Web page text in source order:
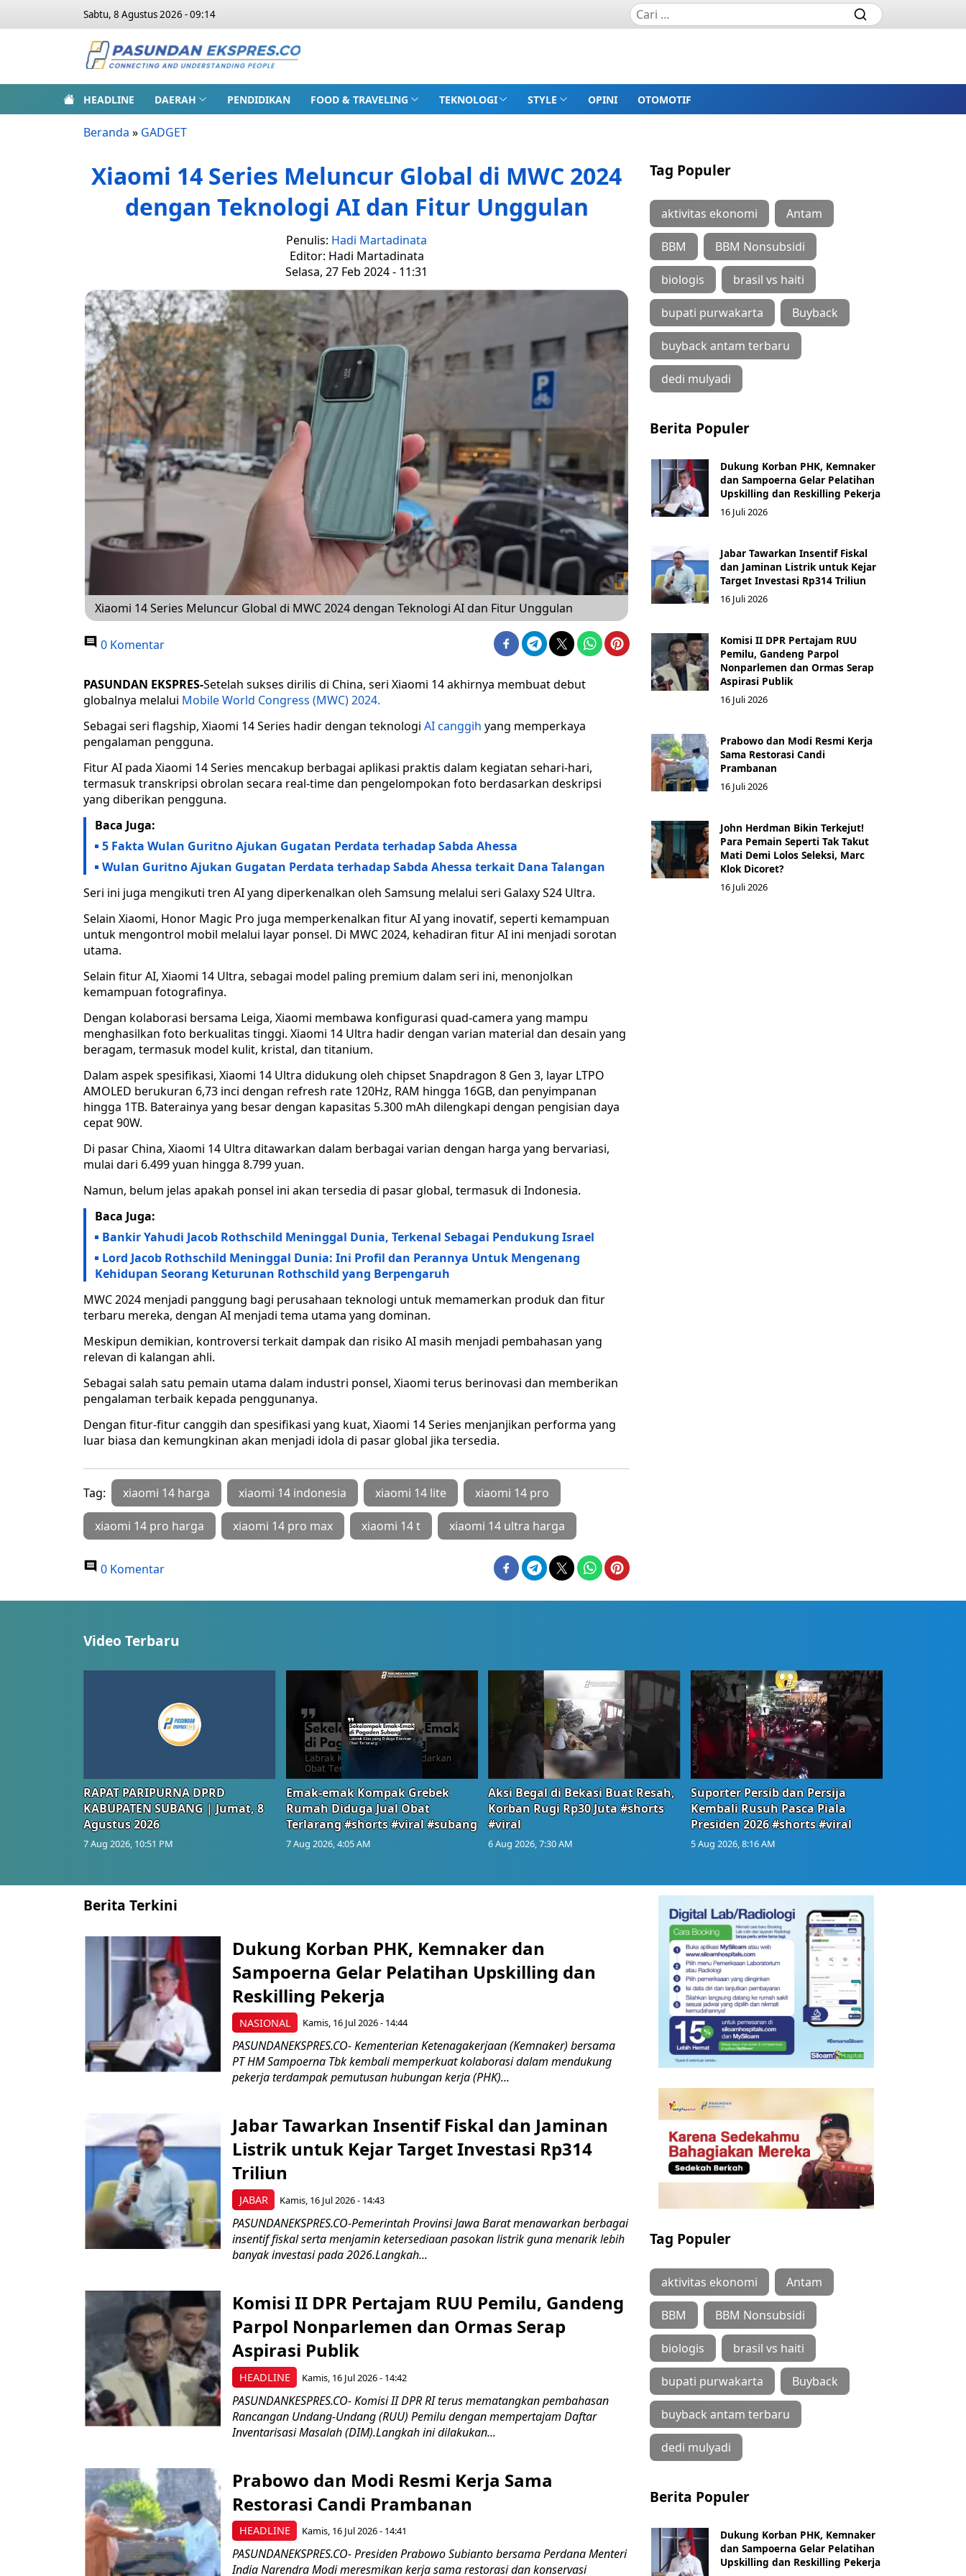
Sabtu, 8 Agustus 2026 - 09:14
HEADLINE DAERAH PENDIDIKAN FOOD & TRAVELING TEKNOLOGI STYLE OPINI OTOMOTIF
Beranda » GADGET
Xiaomi 14 Series Meluncur Global di MWC 2024
dengan Teknologi AI dan Fitur Unggulan
Penulis: Hadi Martadinata
Editor: Hadi Martadinata
Selasa, 27 Feb 2024 - 11:31
Xiaomi 14 Series Meluncur Global di MWC 2024 dengan Teknologi AI dan Fitur Unggulan
0 Komentar
PASUNDAN EKSPRES-Setelah sukses dirilis di China, seri Xiaomi 14 akhirnya membuat debut
globalnya melalui Mobile World Congress (MWC) 2024.
Sebagai seri flagship, Xiaomi 14 Series hadir dengan teknologi AI canggih yang memperkaya
pengalaman pengguna.
Fitur AI pada Xiaomi 14 Series mencakup berbagai aplikasi praktis dalam kegiatan sehari-hari,
termasuk transkripsi obrolan secara real-time dan pengelompokan foto berdasarkan deskripsi
yang diberikan pengguna.
Baca Juga:
5 Fakta Wulan Guritno Ajukan Gugatan Perdata terhadap Sabda Ahessa
Wulan Guritno Ajukan Gugatan Perdata terhadap Sabda Ahessa terkait Dana Talangan
Seri ini juga mengikuti tren AI yang diperkenalkan oleh Samsung melalui seri Galaxy S24 Ultra.
Selain Xiaomi, Honor Magic Pro juga memperkenalkan fitur AI yang inovatif, seperti kemampuan
untuk mengontrol mobil melalui layar ponsel. Di MWC 2024, kehadiran fitur AI ini menjadi sorotan
utama.
Selain fitur AI, Xiaomi 14 Ultra, sebagai model paling premium dalam seri ini, menonjolkan
kemampuan fotografinya.
Dengan kolaborasi bersama Leiga, Xiaomi membawa konfigurasi quad-camera yang mampu
menghasilkan foto berkualitas tinggi. Xiaomi 14 Ultra hadir dengan varian material dan desain yang
beragam, termasuk model kulit, kristal, dan titanium.
Dalam aspek spesifikasi, Xiaomi 14 Ultra didukung oleh chipset Snapdragon 8 Gen 3, layar LTPO
AMOLED berukuran 6,73 inci dengan refresh rate 120Hz, RAM hingga 16GB, dan penyimpanan
hingga 1TB. Baterainya yang besar dengan kapasitas 5.300 mAh dilengkapi dengan pengisian daya
cepat 90W.
Di pasar China, Xiaomi 14 Ultra ditawarkan dalam berbagai varian dengan harga yang bervariasi,
mulai dari 6.499 yuan hingga 8.799 yuan.
Namun, belum jelas apakah ponsel ini akan tersedia di pasar global, termasuk di Indonesia.
Baca Juga:
Bankir Yahudi Jacob Rothschild Meninggal Dunia, Terkenal Sebagai Pendukung Israel
Lord Jacob Rothschild Meninggal Dunia: Ini Profil dan Perannya Untuk Mengenang
Kehidupan Seorang Keturunan Rothschild yang Berpengaruh
MWC 2024 menjadi panggung bagi perusahaan teknologi untuk memamerkan produk dan fitur
terbaru mereka, dengan AI menjadi tema utama yang dominan.
Meskipun demikian, kontroversi terkait dampak dan risiko AI masih menjadi pembahasan yang
relevan di kalangan ahli.
Sebagai salah satu pemain utama dalam industri ponsel, Xiaomi terus berinovasi dan memberikan
pengalaman terbaik kepada penggunanya.
Dengan fitur-fitur canggih dan spesifikasi yang kuat, Xiaomi 14 Series menjanjikan performa yang
luar biasa dan kemungkinan akan menjadi idola di pasar global jika tersedia.
Tag: xiaomi 14 harga xiaomi 14 indonesia xiaomi 14 lite xiaomi 14 pro
xiaomi 14 pro harga xiaomi 14 pro max xiaomi 14 t xiaomi 14 ultra harga
0 Komentar
Tag Populer
aktivitas ekonomi Antam
BBM BBM Nonsubsidi
biologis brasil vs haiti
bupati purwakarta Buyback
buyback antam terbaru
dedi mulyadi
Berita Populer
Dukung Korban PHK, Kemnaker
dan Sampoerna Gelar Pelatihan
Upskilling dan Reskilling Pekerja
16 Juli 2026
Jabar Tawarkan Insentif Fiskal
dan Jaminan Listrik untuk Kejar
Target Investasi Rp314 Triliun
16 Juli 2026
Komisi II DPR Pertajam RUU
Pemilu, Gandeng Parpol
Nonparlemen dan Ormas Serap
Aspirasi Publik
16 Juli 2026
Prabowo dan Modi Resmi Kerja
Sama Restorasi Candi
Prambanan
16 Juli 2026
John Herdman Bikin Terkejut!
Para Pemain Seperti Tak Takut
Mati Demi Lolos Seleksi, Marc
Klok Dicoret?
16 Juli 2026
Video Terbaru
RAPAT PARIPURNA DPRD
KABUPATEN SUBANG | Jumat, 8
Agustus 2026
7 Aug 2026, 10:51 PM
Emak-emak Kompak Grebek
Rumah Diduga Jual Obat
Terlarang #shorts #viral #subang
7 Aug 2026, 4:05 AM
Aksi Begal di Bekasi Buat Resah,
Korban Rugi Rp30 Juta #shorts
#viral
6 Aug 2026, 7:30 AM
Suporter Persib dan Persija
Kembali Rusuh Pasca Piala
Presiden 2026 #shorts #viral
5 Aug 2026, 8:16 AM
Berita Terkini
NASIONAL
Dukung Korban PHK, Kemnaker dan
Sampoerna Gelar Pelatihan Upskilling dan
Reskilling Pekerja
Kamis, 16 Jul 2026 - 14:44
PASUNDANEKSPRES.CO- Kementerian Ketenagakerjaan (Kemnaker) bersama
PT HM Sampoerna Tbk kembali memperkuat kolaborasi dalam mendukung
pekerja terdampak pemutusan hubungan kerja (PHK)...
JABAR
Jabar Tawarkan Insentif Fiskal dan Jaminan
Listrik untuk Kejar Target Investasi Rp314
Triliun
Kamis, 16 Jul 2026 - 14:43
PASUNDANEKSPRES.CO-Pemerintah Provinsi Jawa Barat menawarkan berbagai
insentif fiskal serta menjamin ketersediaan pasokan listrik guna menarik lebih
banyak investasi pada 2026.Langkah...
HEADLINE
Komisi II DPR Pertajam RUU Pemilu, Gandeng
Parpol Nonparlemen dan Ormas Serap
Aspirasi Publik
Kamis, 16 Jul 2026 - 14:42
PASUNDANKESPRES.CO- Komisi II DPR RI terus mematangkan pembahasan
Rancangan Undang-Undang (RUU) Pemilu dengan mempertajam Daftar
Inventarisasi Masalah (DIM).Langkah ini dilakukan...
HEADLINE
Prabowo dan Modi Resmi Kerja Sama
Restorasi Candi Prambanan
Kamis, 16 Jul 2026 - 14:41
PASUNDANEKSPRES.CO- Presiden Prabowo Subianto bersama Perdana Menteri
India Narendra Modi meresmikan kerja sama restorasi dan konservasi
Tag Populer
aktivitas ekonomi Antam
BBM BBM Nonsubsidi
biologis brasil vs haiti
bupati purwakarta Buyback
buyback antam terbaru
dedi mulyadi
Berita Populer
Dukung Korban PHK, Kemnaker
dan Sampoerna Gelar Pelatihan
Upskilling dan Reskilling Pekerja